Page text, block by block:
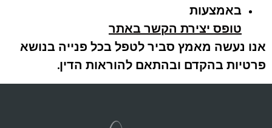
באמצעות
טופס יצירת הקשר באתר
אנו נעשה מאמץ סביר לטפל בכל פנייה בנושא
פרטיות בהקדם ובהתאם להוראות הדין.